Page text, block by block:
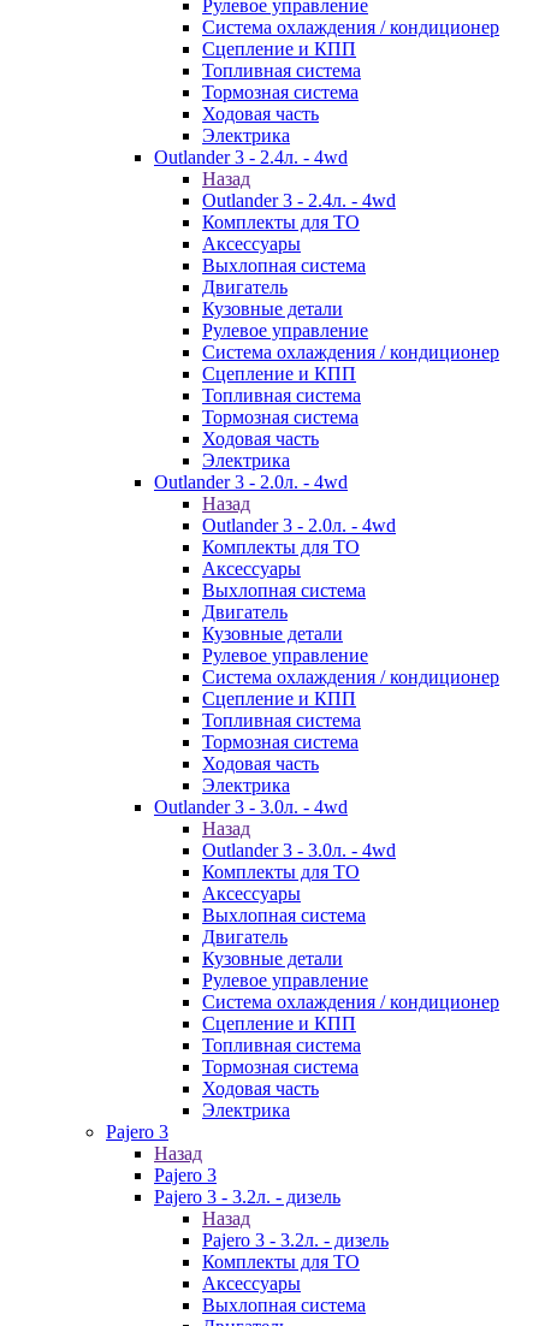
Рулевое управление
Система охлаждения / кондиционер
Сцепление и КПП
Топливная система
Тормозная система
Ходовая часть
Электрика
Outlander 3 - 2.4л. - 4wd
Назад
Outlander 3 - 2.4л. - 4wd
Комплекты для ТО
Аксессуары
Выхлопная система
Двигатель
Кузовные детали
Рулевое управление
Система охлаждения / кондиционер
Сцепление и КПП
Топливная система
Тормозная система
Ходовая часть
Электрика
Outlander 3 - 2.0л. - 4wd
Назад
Outlander 3 - 2.0л. - 4wd
Комплекты для ТО
Аксессуары
Выхлопная система
Двигатель
Кузовные детали
Рулевое управление
Система охлаждения / кондиционер
Сцепление и КПП
Топливная система
Тормозная система
Ходовая часть
Электрика
Outlander 3 - 3.0л. - 4wd
Назад
Outlander 3 - 3.0л. - 4wd
Комплекты для ТО
Аксессуары
Выхлопная система
Двигатель
Кузовные детали
Рулевое управление
Система охлаждения / кондиционер
Сцепление и КПП
Топливная система
Тормозная система
Ходовая часть
Электрика
Pajero 3
Назад
Pajero 3
Pajero 3 - 3.2л. - дизель
Назад
Pajero 3 - 3.2л. - дизель
Комплекты для ТО
Аксессуары
Выхлопная система